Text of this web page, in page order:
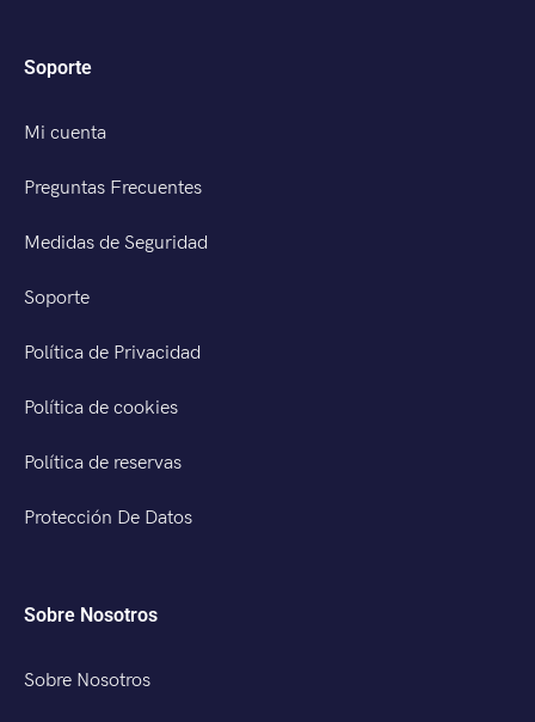
Soporte
Mi cuenta
Preguntas Frecuentes
Medidas de Seguridad
Soporte
Política de Privacidad
Política de cookies
Política de reservas
Protección De Datos
Sobre Nosotros
Sobre Nosotros